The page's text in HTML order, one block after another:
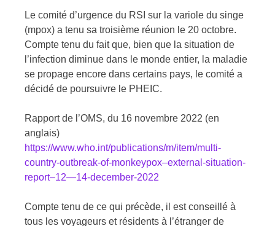
Le comité d’urgence du RSI sur la variole du singe
(mpox) a tenu sa troisième réunion le 20 octobre.
Compte tenu du fait que, bien que la situation de
l’infection diminue dans le monde entier, la maladie
se propage encore dans certains pays, le comité a
décidé de poursuivre le PHEIC.
Rapport de l’OMS, du 16 novembre 2022 (en
anglais)
https://www.who.int/publications/m/item/multi-
country-outbreak-of-monkeypox–external-situation-
report–12—14-december-2022
Compte tenu de ce qui précède, il est conseillé à
tous les voyageurs et résidents à l’étranger de